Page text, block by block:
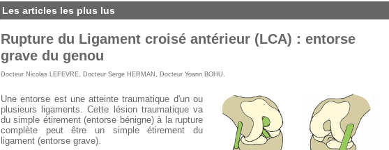
Les articles les plus lus
Rupture du Ligament croisé antérieur (LCA) : entorse
grave du genou
Docteur Nicolas LEFEVRE Docteur Serge HERMAN Docteur Yoann BOHU
Une entorse est une atteinte traumatique d'un ou
plusieurs ligaments. Cette lésion traumatique va
du simple étirement (entorse bénigne) à la rupture
complète peut être un simple étirement du
ligament (entorse grave).